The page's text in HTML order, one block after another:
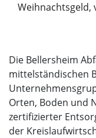
Weihnachtsgeld,
Die Bellersheim
mittelständischen
Orten, Boden und
zertifizierter
der